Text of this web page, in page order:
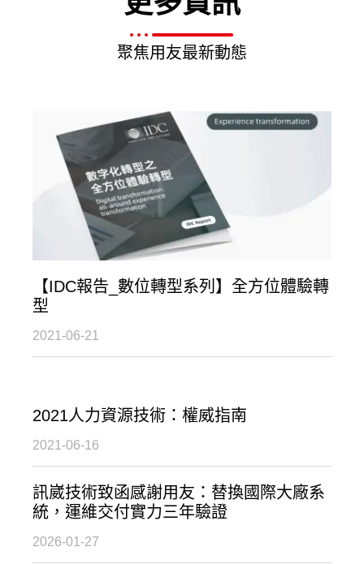
聚焦用友最新動態
【IDC報告_數位轉型系列】全方位體驗轉
型
2021-06-21
2021人力資源技術：權威指南
2021-06-16
訊崴技術致函感謝用友：替換國際大廠系
統，運維交付實力三年驗證
2026-01-27